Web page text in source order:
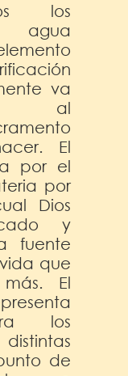
los
agua
va
al
El
por el
por
Dios
y
fuente
que
El
los
de